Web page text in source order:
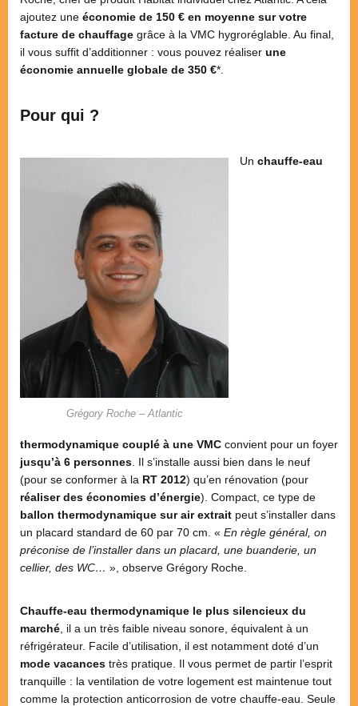
ajoutez une économie de 150 € en moyenne sur votre
facture de chauffage grâce à la VMC hygroréglable. Au final,
il vous suffit d’additionner : vous pouvez réaliser une
économie annuelle globale de 350 €*.
Pour qui ?
Grégory Roche – Atlantic
Un chauffe-eau
thermodynamique couplé à une VMC convient pour un foyer
jusqu’à 6 personnes . Il s’installe aussi bien dans le neuf
(pour se conformer à la RT 2012) qu’en rénovation (pour
réaliser des économies d’énergie). Compact, ce type de
ballon thermodynamique sur air extrait peut s’installer dans
un placard standard de 60 par 70 cm. « En règle général, on
préconise de l’installer dans un placard, une buanderie, un
cellier, des WC… », observe Grégory Roche.
Chauffe-eau thermodynamique le plus silencieux du
marché , il a un très faible niveau sonore, équivalent à un
réfrigérateur. Facile d’utilisation, il est notamment doté d’un
mode vacances très pratique. Il vous permet de partir l’esprit
tranquille : la ventilation de votre logement est maintenue tout
comme la protection anticorrosion de votre chauffe-eau. Seule